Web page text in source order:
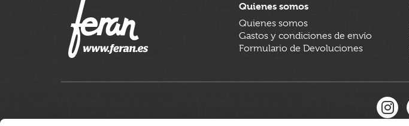
Quienes somos
Quienes somos
Gastos y condiciones de envío
Formulario de Devoluciones